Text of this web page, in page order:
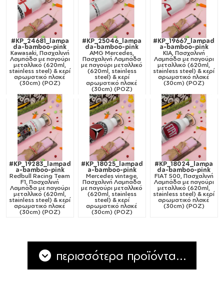
#KP_24681_lampa
da-bamboo-pink
Kawasaki, Πασχαλινή
Λαμπάδα με παγούρι
μεταλλικό (620ml,
stainless steel) & κερί
αρωματικό πλακέ
(30cm) (ΡΟΖ)
#KP_25046_lampa
da-bamboo-pink
AMG Mercedes,
Πασχαλινή Λαμπάδα
με παγούρι μεταλλικό
(620ml, stainless
steel) & κερί
αρωματικό πλακέ
(30cm) (ΡΟΖ)
#KP_19667_lampad
a-bamboo-pink
KIA, Πασχαλινή
Λαμπάδα με παγούρι
μεταλλικό (620ml,
stainless steel) & κερί
αρωματικό πλακέ
(30cm) (ΡΟΖ)
#KP_19283_lampad
a-bamboo-pink
Redbull Racing Team
F1, Πασχαλινή
Λαμπάδα με παγούρι
μεταλλικό (620ml,
stainless steel) & κερί
αρωματικό πλακέ
(30cm) (ΡΟΖ)
#KP_18025_lampad
a-bamboo-pink
Mercedes vintage,
Πασχαλινή Λαμπάδα
με παγούρι μεταλλικό
(620ml, stainless
steel) & κερί
αρωματικό πλακέ
(30cm) (ΡΟΖ)
#KP_18024_lampa
da-bamboo-pink
FIAT 500, Πασχαλινή
Λαμπάδα με παγούρι
μεταλλικό (620ml,
stainless steel) & κερί
αρωματικό πλακέ
(30cm) (ΡΟΖ)
περισσότερα προϊόντα...